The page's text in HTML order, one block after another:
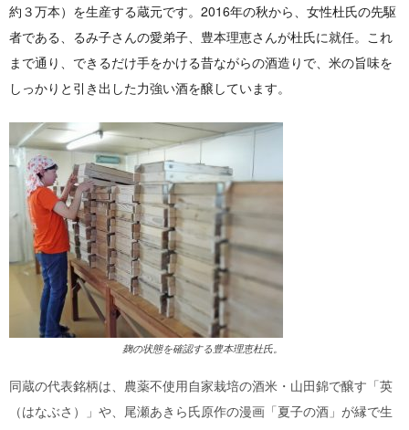
約３万本）を生産する蔵元です。2016年の秋から、女性杜氏の先駆
者である、るみ子さんの愛弟子、豊本理恵さんが杜氏に就任。これ
まで通り、できるだけ手をかける昔ながらの酒造りで、米の旨味を
しっかりと引き出した力強い酒を醸しています。
麹の状態を確認する豊本理恵杜氏。
同蔵の代表銘柄は、農薬不使用自家栽培の酒米・山田錦で醸す「英
（はなぶさ）」や、尾瀬あきら氏原作の漫画「夏子の酒」が縁で生